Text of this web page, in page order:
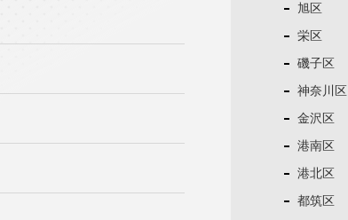
旭区
栄区
磯子区
神奈川区
金沢区
港南区
港北区
都筑区